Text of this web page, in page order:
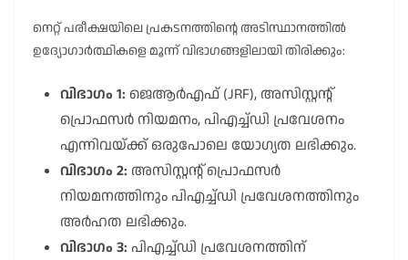
നെറ്റ് പരീക്ഷയിലെ പ്രകടനത്തിന്റെ അടിസ്ഥാനത്തിൽ
ഉദ്യോഗാർത്ഥികളെ മൂന്ന് വിഭാഗങ്ങളിലായി തിരിക്കും:
വിഭാഗം 1: ജെആർഎഫ് (JRF), അസിസ്റ്റന്റ്
പ്രൊഫസർ നിയമനം, പിഎച്ച്ഡി പ്രവേശനം
എന്നിവയ്ക്ക് ഒരുപോലെ യോഗ്യത ലഭിക്കും.
വിഭാഗം 2: അസിസ്റ്റന്റ് പ്രൊഫസർ
നിയമനത്തിനും പിഎച്ച്ഡി പ്രവേശനത്തിനും
അർഹത ലഭിക്കും.
വിഭാഗം 3: പിഎച്ച്ഡി പ്രവേശനത്തിന്